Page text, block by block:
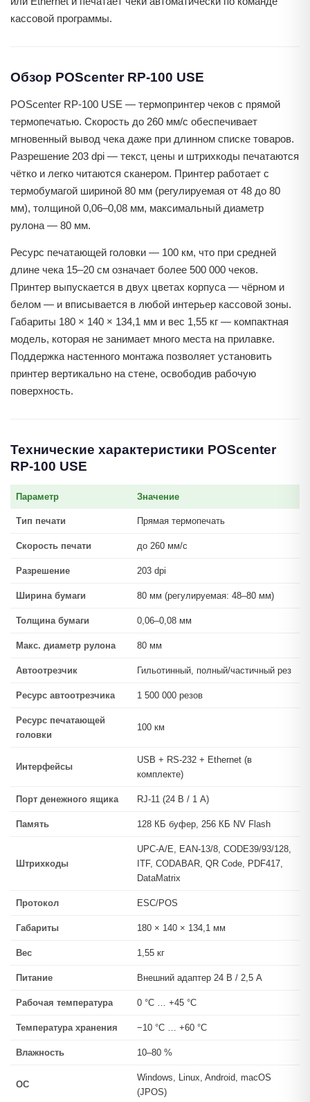
кассовой программы.
Обзор POScenter RP-100 USE
POScenter RP-100 USE — термопринтер чеков с прямой
термопечатью. Скорость до 260 мм/с обеспечивает
мгновенный вывод чека даже при длинном списке товаров.
Разрешение 203 dpi — текст, цены и штрихкоды печатаются
чётко и легко читаются сканером. Принтер работает с
термобумагой шириной 80 мм (регулируемая от 48 до 80
мм), толщиной 0,06–0,08 мм, максимальный диаметр
рулона — 80 мм.
Ресурс печатающей головки — 100 км, что при средней
длине чека 15–20 см означает более 500 000 чеков.
Принтер выпускается в двух цветах корпуса — чёрном и
белом — и вписывается в любой интерьер кассовой зоны.
Габариты 180 × 140 × 134,1 мм и вес 1,55 кг — компактная
модель, которая не занимает много места на прилавке.
Поддержка настенного монтажа позволяет установить
принтер вертикально на стене, освободив рабочую
поверхность.
Технические характеристики POScenter
RP-100 USE
Параметр Значение
Тип печати Прямая термопечать
Скорость печати до 260 мм/с
Разрешение 203 dpi
Ширина бумаги 80 мм (регулируемая: 48–80 мм)
Толщина бумаги 0,06–0,08 мм
Макс. диаметр рулона 80 мм
Автоотрезчик Гильотинный, полный/частичный рез
Ресурс автоотрезчика 1 500 000 резов
Ресурс печатающей
головки
100 км
Интерфейсы
USB + RS-232 + Ethernet (в
комплекте)
Порт денежного ящика RJ-11 (24 В / 1 А)
Память 128 КБ буфер, 256 КБ NV Flash
Штрихкоды
UPC-A/E, EAN-13/8, CODE39/93/128,
ITF, CODABAR, QR Code, PDF417,
DataMatrix
Протокол ESC/POS
Габариты 180 × 140 × 134,1 мм
Вес 1,55 кг
Питание Внешний адаптер 24 В / 2,5 А
Рабочая температура 0 °C … +45 °C
Температура хранения −10 °C … +60 °C
Влажность 10–80 %
ОС
Windows, Linux, Android, macOS
(JPOS)